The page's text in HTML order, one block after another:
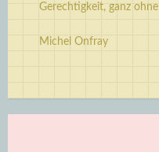
Gerechtigkeit, ganz ohne
Michel Onfray